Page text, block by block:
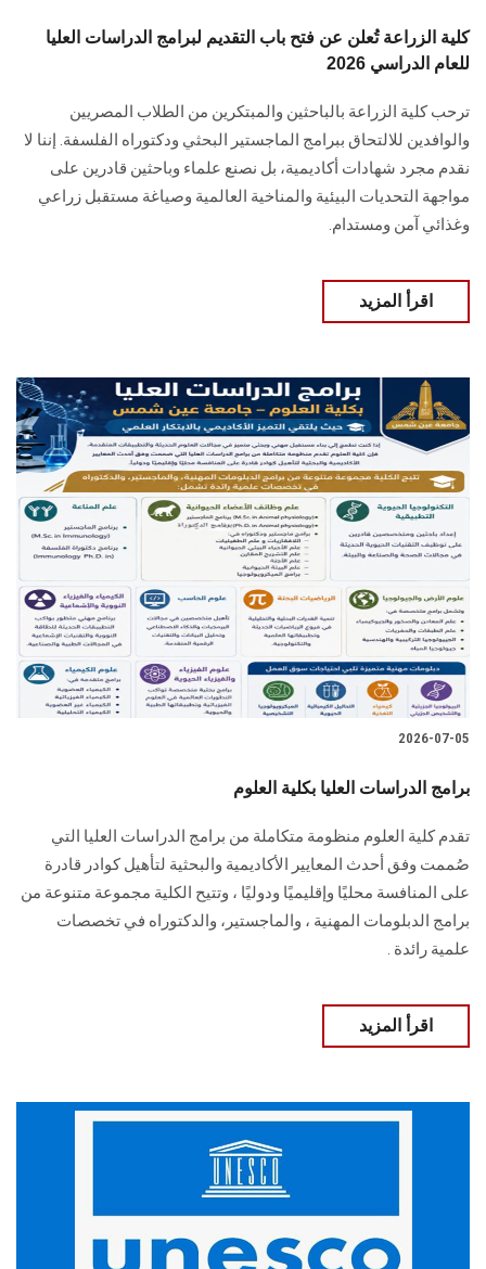
الزائـرون
سجل الان
كلية الزراعة تُعلن عن فتح باب التقديم لبرامج الدراسات العليا
للعام الدراسي 2026
ترحب كلية الزراعة بالباحثين والمبتكرين من الطلاب المصريين
والوافدين للالتحاق ببرامج الماجستير البحثي ودكتوراه الفلسفة. إننا لا
نقدم مجرد شهادات أكاديمية، بل نصنع علماء وباحثين قادرين على
مواجهة التحديات البيئية والمناخية العالمية وصياغة مستقبل زراعي
وغذائي آمن ومستدام.
اقرأ المزيد
2026-07-05
برامج الدراسات العليا بكلية العلوم
تقدم كلية العلوم منظومة متكاملة من برامج الدراسات العليا التي
صُممت وفق أحدث المعايير الأكاديمية والبحثية لتأهيل كوادر قادرة
على المنافسة محليًا وإقليميًا ودوليًا ، وتتيح الكلية مجموعة متنوعة من
برامج الدبلومات المهنية ، والماجستير، والدكتوراه في تخصصات
علمية رائدة .
اقرأ المزيد